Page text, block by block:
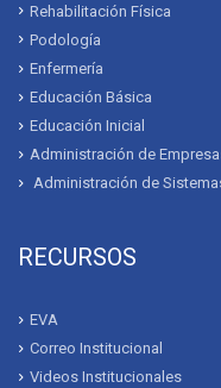
Rehabilitación Física
Podología
Enfermería
Educación Básica
Educación Inicial
Administración de
Administración de
RECURSOS
EVA
Correo Institucional
Videos Institucionales